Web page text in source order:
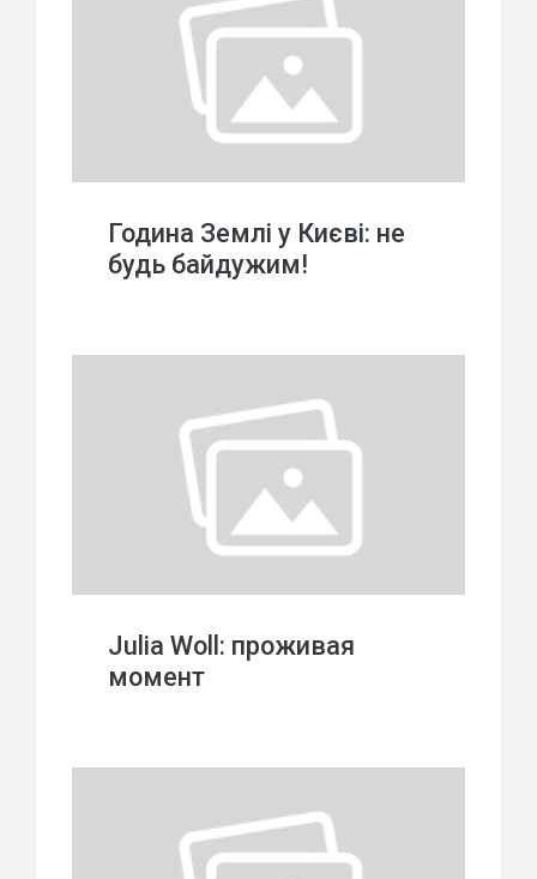
Година Землі у Києві: не
будь байдужим!
Julia Woll: проживая
момент